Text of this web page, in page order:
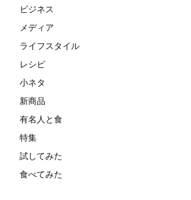
ビジネス
メディア
ライフスタイル
レシピ
小ネタ
新商品
有名人と食
特集
試してみた
食べてみた